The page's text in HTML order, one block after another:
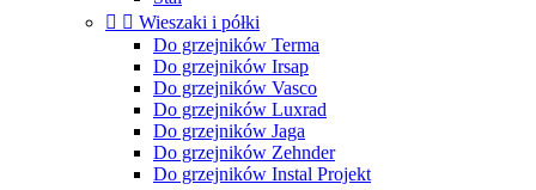
  Wieszaki i półki
Do grzejników Terma
Do grzejników Irsap
Do grzejników Vasco
Do grzejników Luxrad
Do grzejników Jaga
Do grzejników Zehnder
Do grzejników Instal Projekt